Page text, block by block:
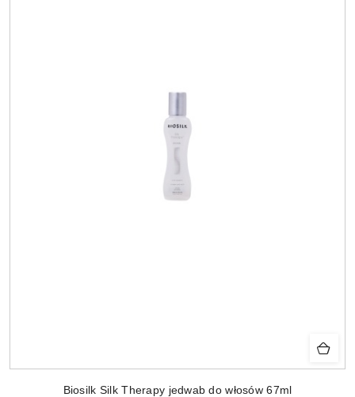
Biosilk Silk Therapy jedwab do włosów 67ml